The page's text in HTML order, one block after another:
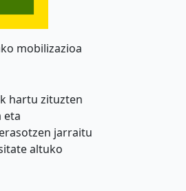
mobilizazioa
hartu zituzten
eta
jarraitu
altuko